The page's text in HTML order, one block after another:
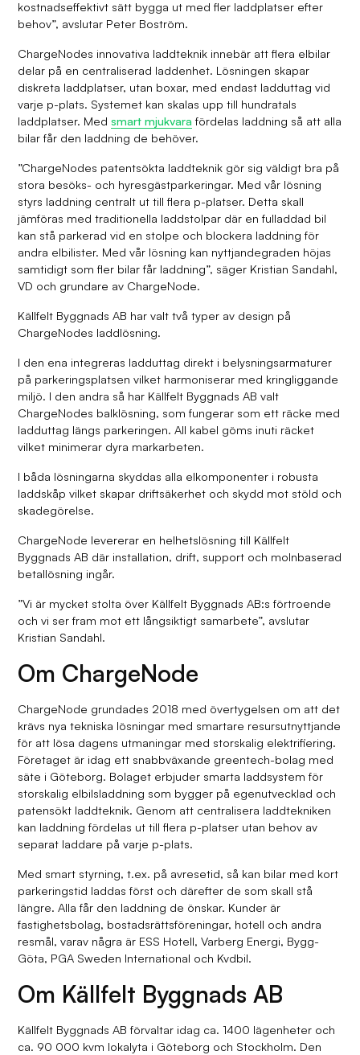
kostnadseffektivt sätt bygga ut med fler laddplatser efter
behov”, avslutar Peter Boström.
ChargeNodes innovativa laddteknik innebär att flera elbilar
delar på en centraliserad laddenhet. Lösningen skapar
diskreta laddplatser, utan boxar, med endast ladduttag vid
varje p-plats. Systemet kan skalas upp till hundratals
laddplatser. Medsmart mjukvara fördelas laddning så att alla
bilar får den laddning de behöver.
”ChargeNodes patentsökta laddteknik gör sig väldigt bra på
stora besöks- och hyresgästparkeringar. Med vår lösning
styrs laddning centralt ut till flera p-platser. Detta skall
jämföras med traditionella laddstolpar där en fulladdad bil
kan stå parkerad vid en stolpe och blockera laddning för
andra elbilister. Med vår lösning kan nyttjandegraden höjas
samtidigt som fler bilar får laddning”, säger Kristian Sandahl,
VD och grundare av ChargeNode.
Källfelt Byggnads AB har valt två typer av design på
ChargeNodes laddlösning.
I den ena integreras ladduttag direkt i belysningsarmaturer
på parkeringsplatsen vilket harmoniserar med kringliggande
miljö. I den andra så har Källfelt Byggnads AB valt
ChargeNodes balklösning, som fungerar som ett räcke med
ladduttag längs parkeringen. All kabel göms inuti räcket
vilket minimerar dyra markarbeten.
I båda lösningarna skyddas alla elkomponenter i robusta
laddskåp vilket skapar driftsäkerhet och skydd mot stöld och
skadegörelse.
ChargeNode levererar en helhetslösning till Källfelt
Byggnads AB där installation, drift, support och molnbaserad
betallösning ingår.
”Vi är mycket stolta över Källfelt Byggnads AB:s förtroende
och vi ser fram mot ett långsiktigt samarbete”, avslutar
Kristian Sandahl.
Om ChargeNode
ChargeNode grundades 2018 med övertygelsen om att det
krävs nya tekniska lösningar med smartare resursutnyttjande
för att lösa dagens utmaningar med storskalig elektrifiering.
Företaget är idag ett snabbväxande greentech-bolag med
säte i Göteborg. Bolaget erbjuder smarta laddsystem för
storskalig elbilsladdning som bygger på egenutvecklad och
patensökt laddteknik. Genom att centralisera laddtekniken
kan laddning fördelas ut till flera p-platser utan behov av
separat laddare på varje p-plats.
Med smart styrning, t.ex. på avresetid, så kan bilar med kort
parkeringstid laddas först och därefter de som skall stå
längre. Alla får den laddning de önskar. Kunder är
fastighetsbolag, bostadsrättsföreningar, hotell och andra
resmål, varav några är ESS Hotell, Varberg Energi, Bygg-
Göta, PGA Sweden International och Kvdbil.
Om Källfelt Byggnads AB
Källfelt Byggnads AB förvaltar idag ca. 1400 lägenheter och
ca. 90 000 kvm lokalyta i Göteborg och Stockholm. Den